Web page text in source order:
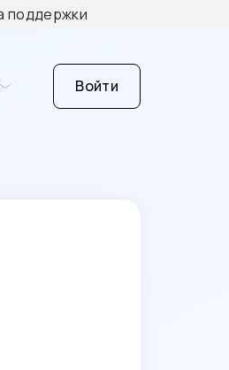
поддержки
Войти